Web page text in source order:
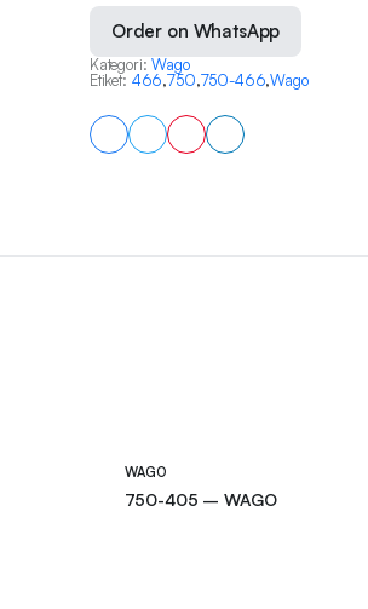
Order on WhatsApp
Kategori: Wago
Etiket: 466,750,750-466,Wago
WAGO
750-405 – WAGO